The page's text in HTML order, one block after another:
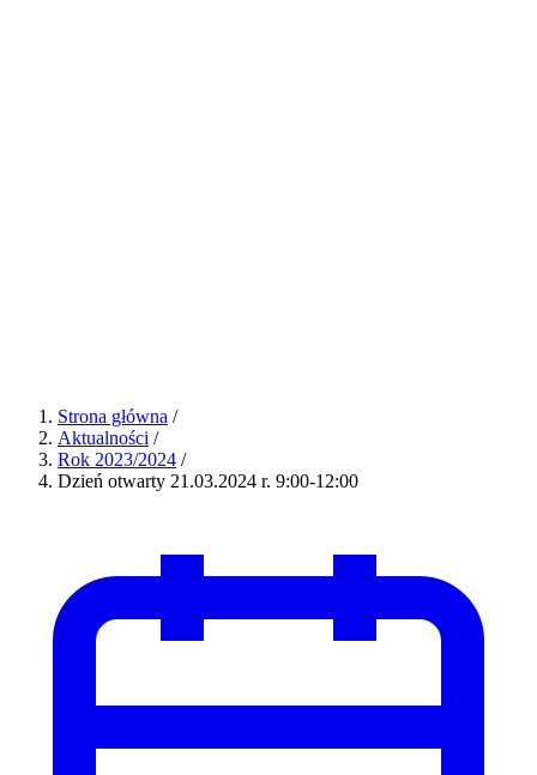
Strona główna /
Aktualności /
Rok 2023/2024 /
Dzień otwarty 21.03.2024 r. 9:00-12:00